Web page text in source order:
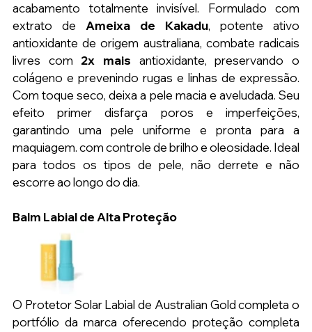
acabamento totalmente invisível. Formulado com
extrato de Ameixa de Kakadu, potente ativo
antioxidante de origem australiana, combate radicais
livres com 2x mais antioxidante, preservando o
colágeno e prevenindo rugas e linhas de expressão.
Com toque seco, deixa a pele macia e aveludada. Seu
efeito primer disfarça poros e imperfeições,
garantindo uma pele uniforme e pronta para a
maquiagem. com controle de brilho e oleosidade. Ideal
para todos os tipos de pele, não derrete e não
escorre ao longo do dia.
Balm Labial de Alta Proteção
O Protetor Solar Labial de Australian Gold completa o
portfólio da marca oferecendo proteção completa